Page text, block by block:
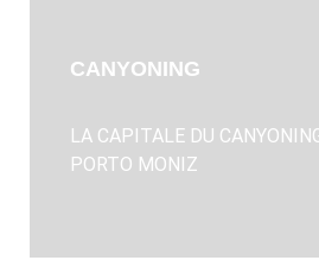
CANYONING
LA CAPITALE DU
PORTO MONIZ